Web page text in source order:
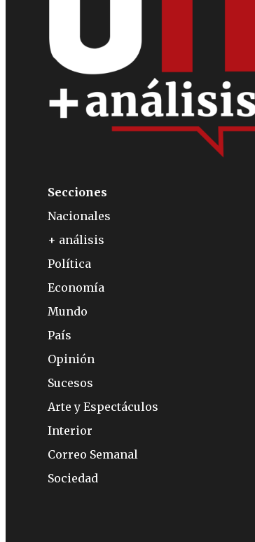
Secciones
Nacionales
+ análisis
Política
Economía
Mundo
País
Opinión
Sucesos
Arte y Espectáculos
Interior
Correo Semanal
Sociedad